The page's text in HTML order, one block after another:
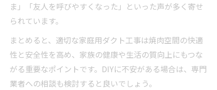
ま」「友人を呼びやすくなった」といった声が多く寄せ
られています。
まとめると、適切な家庭用ダクト工事は焼肉空間の快適
性と安全性を高め、家族の健康や生活の質向上にもつな
がる重要なポイントです。DIYに不安がある場合は、専門
業者への相談も検討すると良いでしょう。